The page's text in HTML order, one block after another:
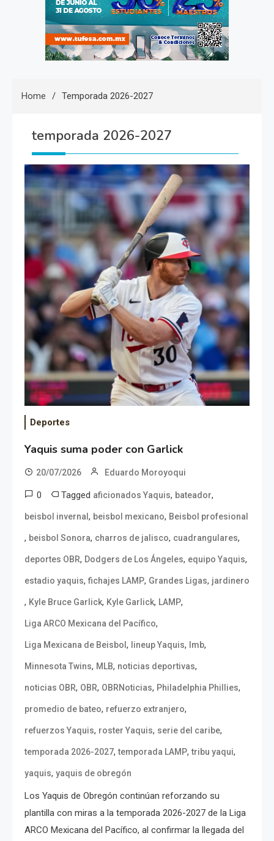
Home Temporada 2026-2027
temporada 2026-2027
Deportes
Yaquis suma poder con Garlick
20/07/2026 Eduardo Moroyoqui
0 Tagged aficionados Yaquis, bateador,
beisbol invernal , beisbol mexicano, Beisbol profesional
, beisbol Sonora, charros de jalisco, cuadrangulares,
deportes OBR, Dodgers de Los Ángeles, equipo Yaquis,
estadio yaquis, fichajes LAMP, Grandes Ligas, jardinero
, Kyle Bruce Garlick, Kyle Garlick, LAMP,
Liga ARCO Mexicana del Pacífico,
Liga Mexicana de Beisbol , lineup Yaquis, lmb,
Minnesota Twins, MLB, noticias deportivas,
noticias OBR, OBR, OBRNoticias, Philadelphia Phillies,
promedio de bateo, refuerzo extranjero,
refuerzos Yaquis, roster Yaquis, serie del caribe,
temporada 2026-2027,temporada LAMP,tribu yaqui,
yaquis, yaquis de obregón
Los Yaquis de Obregón continúan reforzando su
plantilla con miras a la temporada 2026-2027 de la Liga
ARCO Mexicana del Pacífico, al confirmar la llegada del